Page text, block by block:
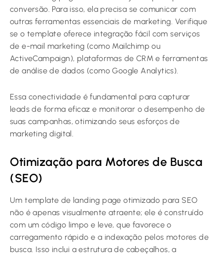
conversão. Para isso, ela precisa se comunicar com
outras ferramentas essenciais de marketing. Verifique
se o template oferece integração fácil com serviços
de e-mail marketing (como Mailchimp ou
ActiveCampaign), plataformas de CRM e ferramentas
de análise de dados (como Google Analytics).
Essa conectividade é fundamental para capturar
leads de forma eficaz e monitorar o desempenho de
suas campanhas, otimizando seus esforços de
marketing digital.
Otimização para Motores de Busca
(SEO)
Um template de landing page otimizado para SEO
não é apenas visualmente atraente; ele é construído
com um código limpo e leve, que favorece o
carregamento rápido e a indexação pelos motores de
busca. Isso inclui a estrutura de cabeçalhos, a